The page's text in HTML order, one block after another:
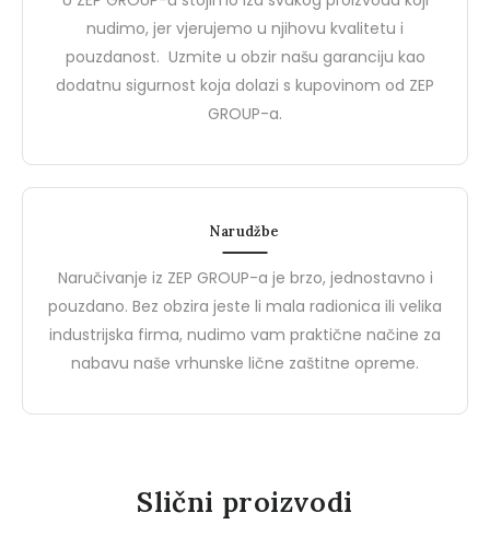
za Kvalitetnu i Pristupačnu
Zaštitnu Opremu
BIZZ, brend od ZEP Groupa,
predstavlja idealan spoj visoke
kvalitete i pristupačne cijene u
Sigurnosti na Radu
Brend Demir Safety
jednog od vodećih
zaštitnih cipela i
nudimo, jer vjerujemo u njihovu kvalitetu i
pouzdanost. Uzmite u obzir našu garanciju kao
dodatnu sigurnost koja dolazi s kupovinom od ZEP
GROUP-a.
Narudžbe
Naručivanje iz ZEP GROUP-a je brzo, jednostavno i
pouzdano. Bez obzira jeste li mala radionica ili velika
industrijska firma, nudimo vam praktične načine za
nabavu naše vrhunske lične zaštitne opreme.
Slični proizvodi